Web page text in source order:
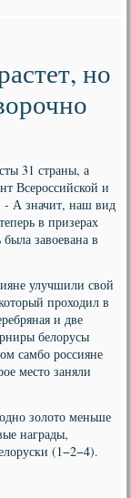
но
31 страны, а
Всероссийской и
- А значит, наш вид
в призерах
завоевана в
улучшили свой
проходил в
и две
белорусы
самбо россияне
место заняли
золото меньше
награды,
(1−2−4).